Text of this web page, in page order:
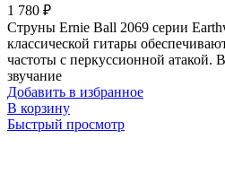
1 780 ₽
Струны Ernie Ball 2069 серии
классической гитары
частоты с перкуссионной атакой.
звучание
Добавить в избранное
В корзину
Быстрый просмотр